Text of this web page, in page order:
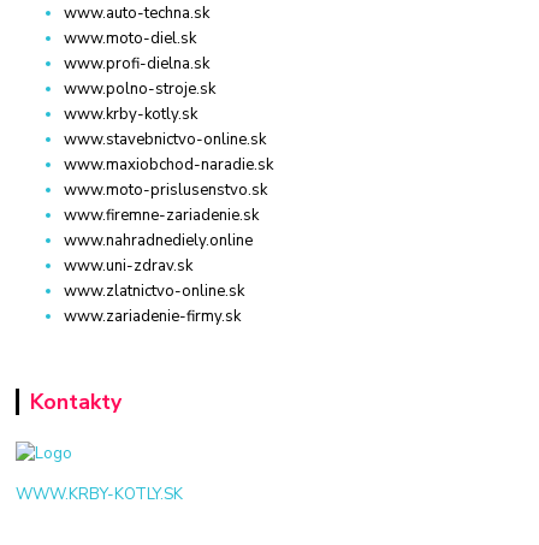
www.auto-techna.sk
www.moto-diel.sk
www.profi-dielna.sk
www.polno-stroje.sk
www.krby-kotly.sk
www.stavebnictvo-online.sk
www.maxiobchod-naradie.sk
www.moto-prislusenstvo.sk
www.firemne-zariadenie.sk
www.nahradnediely.online
www.uni-zdrav.sk
www.zlatnictvo-online.sk
www.zariadenie-firmy.sk
Kontakty
WWW.KRBY-KOTLY.SK